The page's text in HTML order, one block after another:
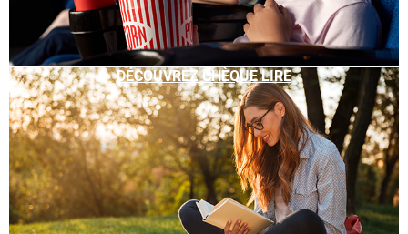
DÉCOUVREZ CHÈQUE LIRE